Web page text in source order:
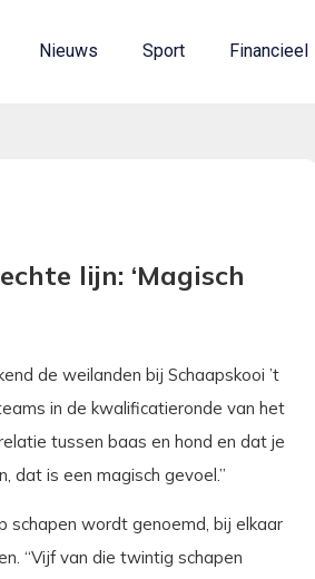
Nieuws Sport Financieel
lijn: ‘Magisch
de weilanden bij Schaapskooi ’t
in de kwalificatieronde van het
tussen baas en hond en dat je
dat is een magisch gevoel.”
schapen wordt genoemd, bij elkaar
“Vijf van die twintig schapen